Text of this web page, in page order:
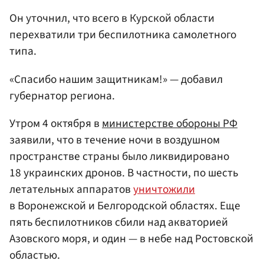
Он уточнил, что всего в Курской области
перехватили три беспилотника самолетного
типа.
«Спасибо нашим защитникам!» — добавил
губернатор региона.
Утром 4 октября вминистерстве обороны РФ
заявили, что в течение ночи в воздушном
пространстве страны было ликвидировано
18 украинских дронов. В частности, по шесть
летательных аппаратовуничтожили
в Воронежской и Белгородской областях. Еще
пять беспилотников сбили над акваторией
Азовского моря, и один — в небе над Ростовской
областью.